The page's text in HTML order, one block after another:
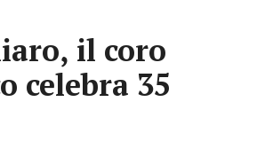
il coro
celebra 35